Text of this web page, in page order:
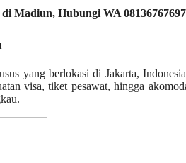
Madiun, Hubungi WA
yang berlokasi di Jakarta,
visa, tiket pesawat, hingga